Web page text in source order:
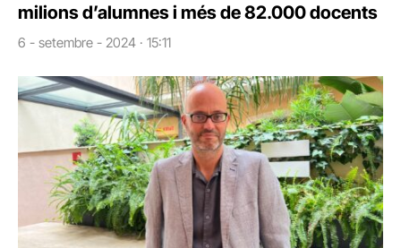
milions d’alumnes i més de 82.000 docents
6 - setembre - 2024 · 15:11